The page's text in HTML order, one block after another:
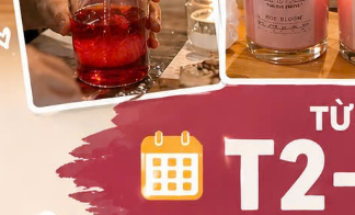
tặng nghệ thuật và nến thơm cao cấp,
lựa chọn một thương hiệu nến thơm uy
bảo chứng cho chất lượng nguyên liệu
chứa sáp paraffin hay hương liệu
tố, làm ô nhiễm không gian và gây bế tắc
sự khắt khe trong chế tác và sự tinh